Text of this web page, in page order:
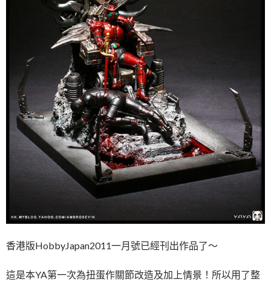
香港版HobbyJapan2011一月號已經刊出作品了～
這是本YA第一次為扭蛋作關節改造及加上情景！所以用了整